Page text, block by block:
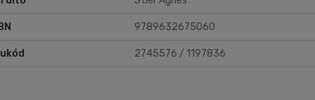
9789632675060
2745576 / 1197836